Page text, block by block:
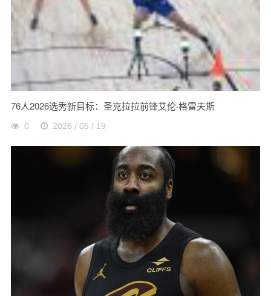
76人2026选秀新目标：圣克拉拉前锋艾伦·格雷夫斯
0 2026 / 05 / 19